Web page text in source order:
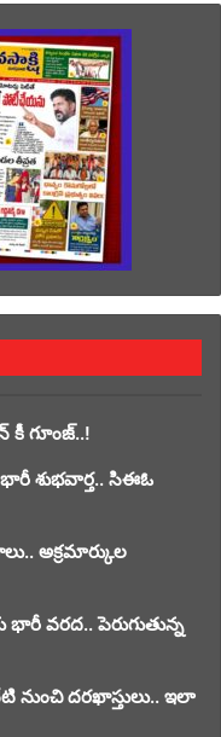
కీ గూంజ్..!
శుభవార్త.. సిఈఓ
అక్రమార్కుల
భారీ వరద.. పెరుగుతున్న
నుంచి దరఖాస్తులు.. ఇలా